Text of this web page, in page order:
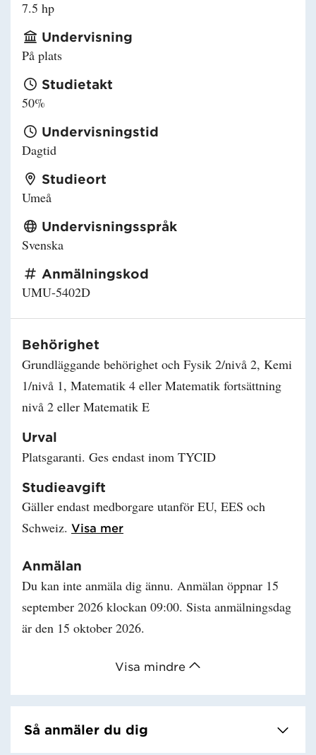
Visa mindre
7.5 hp
Undervisning
På plats
Studietakt
50%
Undervisningstid
Dagtid
Studieort
Umeå
Undervisningsspråk
Svenska
Anmälningskod
UMU-5402D
Behörighet
Grundläggande behörighet och Fysik 2/nivå 2, Kemi
1/nivå 1, Matematik 4 eller Matematik fortsättning
nivå 2 eller Matematik E
Urval
Platsgaranti. Ges endast inom TYCID
Studieavgift
Gäller endast medborgare utanför EU, EES och
Schweiz. Visa merLäs mer om Studieavgift
Anmälan
Du kan inte anmäla dig ännu. Anmälan öppnar 15
september 2026 klockan 09:00. Sista anmälningsdag
är den 15 oktober 2026.
Så anmäler du dig